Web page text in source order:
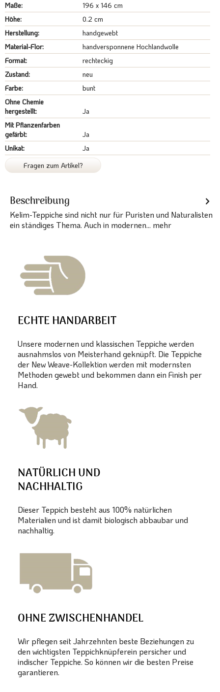
Maße:
196 x 146 cm
Höhe:
0.2 cm
Herstellung:
handgewebt
Material-Flor:
handversponnene Hochlandwolle
Format:
rechteckig
Zustand:
neu
Farbe:
bunt
Ohne Chemie
hergestellt:
Ja
Mit Pflanzenfarben
gefärbt:
Ja
Unikat:
Ja
Fragen zum Artikel?
Beschreibung
Kelim-Teppiche sind nicht nur für Puristen und Naturalisten
ein ständiges Thema. Auch in modernen... mehr
ECHTE HANDARBEIT
Unsere modernen und klassischen Teppiche werden
ausnahmslos von Meisterhand geknüpft. Die Teppiche
der New Weave-Kollektion werden mit modernsten
Methoden gewebt und bekommen dann ein Finish per
Hand.
NATÜRLICH UND
NACHHALTIG
Dieser Teppich besteht aus 100% natürlichen
Materialien und ist damit biologisch abbaubar und
nachhaltig.
OHNE ZWISCHENHANDEL
Wir pflegen seit Jahrzehnten beste Beziehungen zu
den wichtigsten Teppichknüpferein persicher und
indischer Teppiche. So können wir die besten Preise
garantieren.